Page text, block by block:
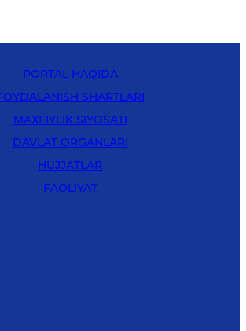
PORTAL HAQIDA
SHARTLARI
MAXFIYLIK SIYOSATI
DAVLAT ORGANLARI
HUJJATLAR
FAOLIYAT